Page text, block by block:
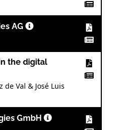
AG
the digital
de Val & José Luis
GmbH